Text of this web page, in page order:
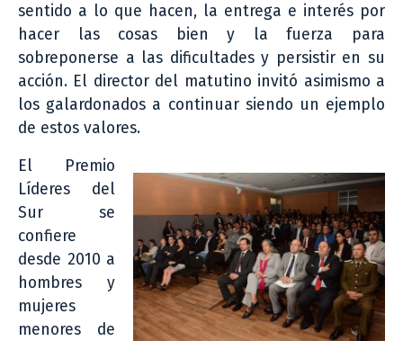
sentido a lo que hacen, la entrega e interés por
hacer las cosas bien y la fuerza para
sobreponerse a las dificultades y persistir en su
acción. El director del matutino invitó asimismo a
los galardonados a continuar siendo un ejemplo
de estos valores.
El Premio
Líderes del
Sur se
confiere
desde 2010 a
hombres y
mujeres
menores de